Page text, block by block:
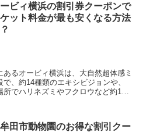
ビィ横浜の割引券クーポンで
ット料金が最も安くなる方法
るオービィ横浜は、大自然超体感ミ
、約14種類のエキシビジョンや、
でハリネズミやフクロウなど約16
田市動物園のお得な割引クー